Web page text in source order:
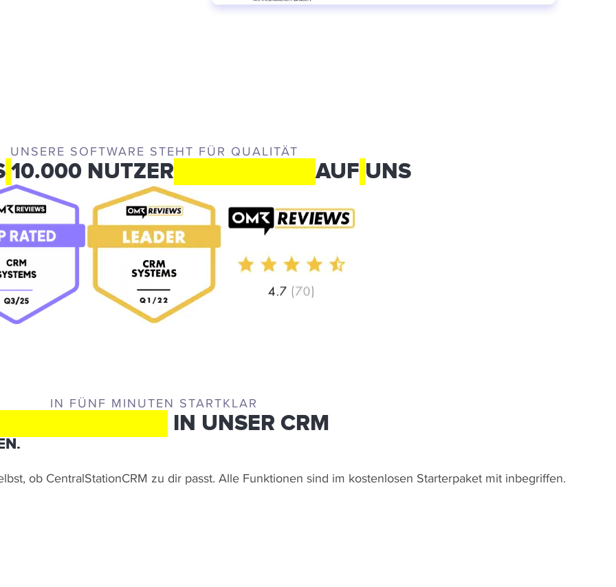
UNSERE SOFTWARE STEHT FÜR QUALITÄT
10.000 NUTZER VERTRAUENAUF UNS
IN FÜNF MINUTEN STARTKLAR
IN UNSER CRM
ob CentralStationCRM zu dir passt. Alle Funktionen sind im kostenlosen Starterpaket mit inbegriffen.